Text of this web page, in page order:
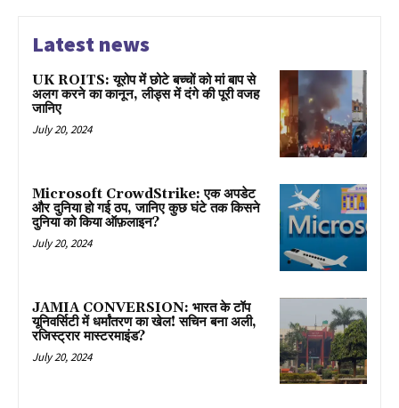
Latest news
UK ROITS: यूरोप में छोटे बच्चों को मां बाप से
अलग करने का कानून, लीड्स में दंगे की पूरी वजह
जानिए
July 20, 2024
Microsoft CrowdStrike: एक अपडेट
और दुनिया हो गई ठप, जानिए कुछ घंटे तक किसने
दुनिया को किया ऑफ़लाइन?
July 20, 2024
JAMIA CONVERSION: भारत के टॉप
यूनिवर्सिटी में धर्मांतरण का खेल! सचिन बना अली,
रजिस्ट्रार मास्टरमाइंड?
July 20, 2024